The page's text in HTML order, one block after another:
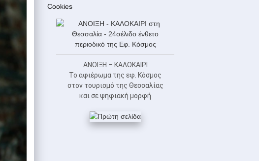
Cookies
ΑΝΟΙΞΗ – ΚΑΛΟΚΑΙΡΙ
Το αφιέρωμα της εφ. Κόσμος
στον τουρισμό της Θεσσαλίας
και σε ψηφιακή μορφή